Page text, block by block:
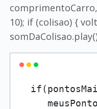
10); if (colisao) {